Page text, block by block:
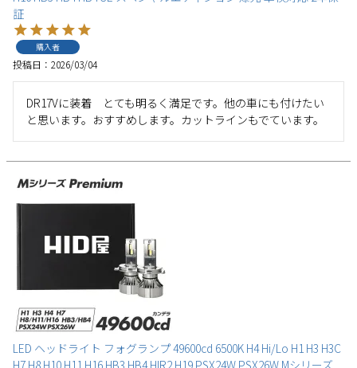
証
購入者
投稿日 2026/03/04
DR17Vに装着　とても明るく満足です。他の車にも付けたい
と思います。おすすめします。カットラインもでています。
LED ヘッドライト フォグランプ 49600cd 6500K H4 Hi/Lo H1 H3 H3C
H7 H8 H10 H11 H16 HB3 HB4 HIR2 H19 PSX24W PSX26W Mシリーズ